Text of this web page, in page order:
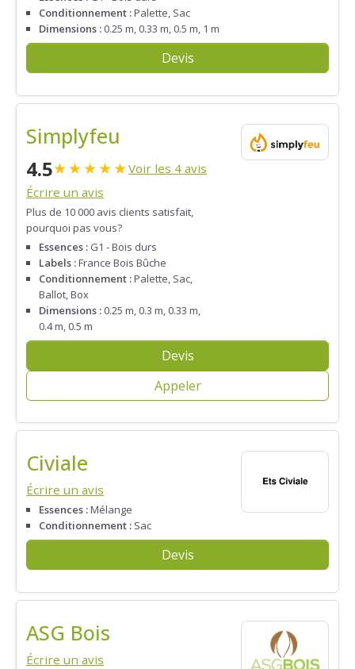
Conditionnement :Palette, Sac
Dimensions : 0.25 m, 0.33 m, 0.5 m, 1 m
Devis
Simplyfeu
4.5★★★★★Voir les 4 avis
Écrire un avis
Plus de 10 000 avis clients satisfait,
pourquoi pas vous?
Essences : G1 - Bois durs
Labels :France Bois Bûche
Conditionnement :Palette, Sac,
Ballot, Box
Dimensions : 0.25 m, 0.3 m, 0.33 m,
0.4 m, 0.5 m
Devis
Appeler
Civiale
Écrire un avis
Essences :Mélange
Conditionnement : Sac
Devis
ASG Bois
Écrire un avis